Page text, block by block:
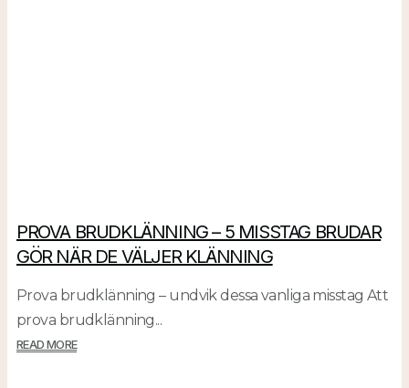
PROVA BRUDKLÄNNING – 5 MISSTAG BRUDAR
GÖR NÄR DE VÄLJER KLÄNNING
Prova brudklänning – undvik dessa vanliga misstag Att
prova brudklänning...
READ MORE